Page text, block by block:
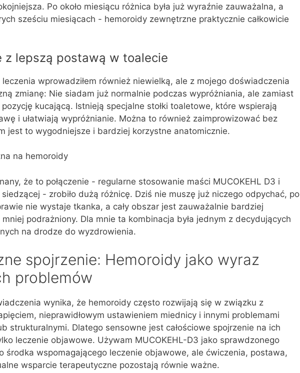
Po około miesiącu różnica była już wyraźnie zauważalna, a
sześciu miesiącach - hemoroidy zewnętrzne praktycznie całkowicie
z lepszą postawą w toalecie
wprowadziłem również niewielką, ale z mojego doświadczenia
zmianę: Nie siadam już normalnie podczas wypróżniania, ale zamiast
kucającą. Istnieją specjalne stołki toaletowe, które wspierają
i ułatwiają wypróżnianie. Można to również zaimprowizować bez
jest to wygodniejsze i bardziej korzystne anatomicznie.
że to połączenie - regularne stosowanie maści MUCOKEHL D3 i
- zrobiło dużą różnicę. Dziś nie muszę już niczego odpychać, po
nie wystaje tkanka, a cały obszar jest zauważalnie bardziej
podrażniony. Dla mnie ta kombinacja była jednym z decydujących
na drodze do wyzdrowienia.
spojrzenie: Hemoroidy jako wyraz
problemów
wynika, że hemoroidy często rozwijają się w związku z
nieprawidłowym ustawieniem miednicy i innymi problemami
strukturalnymi. Dlatego sensowne jest całościowe spojrzenie na ich
leczenie objawowe. Używam MUCOKEHL-D3 jako sprawdzonego
środka wspomagającego leczenie objawowe, ale ćwiczenia, postawa,
wsparcie terapeutyczne pozostają równie ważne.